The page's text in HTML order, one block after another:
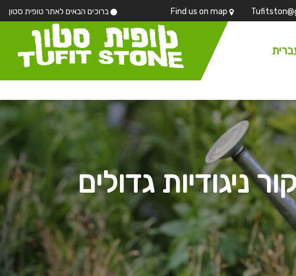
ברוכים הבאים לאתר טופית סטון
ניגודיות גדולים